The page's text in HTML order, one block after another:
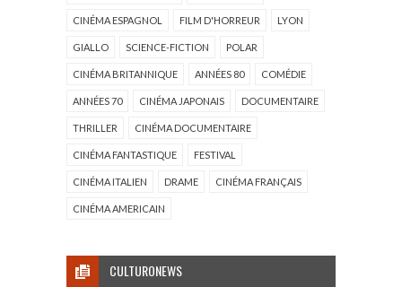
CINÉMA ESPAGNOL FILM D'HORREUR LYON
GIALLO SCIENCE-FICTION POLAR
CINÉMA BRITANNIQUE ANNÉES 80 COMÉDIE
ANNÉES 70 CINÉMA JAPONAIS DOCUMENTAIRE
THRILLER CINÉMA DOCUMENTAIRE
CINÉMA FANTASTIQUE FESTIVAL
CINÉMA ITALIEN DRAME CINÉMA FRANÇAIS
CINÉMA AMERICAIN
CULTURONEWS